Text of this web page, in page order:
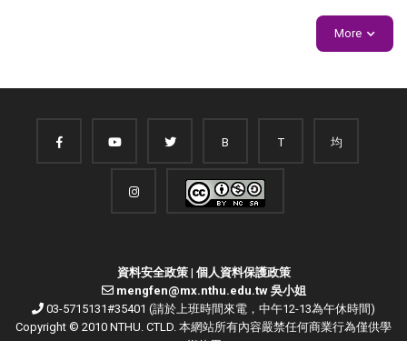
More
B T 均
資料安全政策| 個人資料保護政策
mengfen@mx.nthu.edu.tw 吳小姐
03-5715131#35401 (請於上班時間來電，中午12-13為午休時間)
Copyright © 2010 NTHU. CTLD. 本網站所有內容嚴禁任何商業行為僅供學